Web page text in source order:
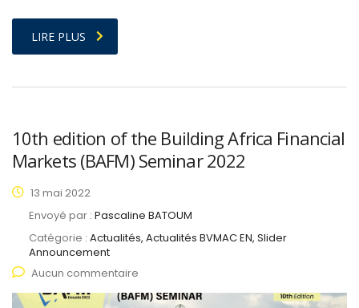
LIRE PLUS
10th edition of the Building Africa Financial
Markets (BAFM) Seminar 2022
13 mai 2022
Envoyé par : Pascaline BATOUM
Catégorie : Actualités, Actualités BVMAC EN, Slider
Announcement
Aucun commentaire